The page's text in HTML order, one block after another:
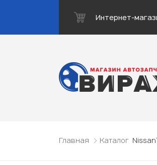
Интернет-
Главная Каталог Nissan